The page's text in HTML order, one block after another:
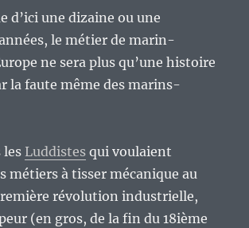
d’ici une dizaine ou une
le métier de marin-
ne sera plus qu’une histoire
la faute même des marins-
les Luddistes qui voulaient
métiers à tisser mécanique au
révolution industrielle,
(en gros, de la fin du 18ième